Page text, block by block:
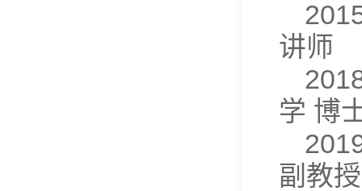
讲师
学 博
副教授